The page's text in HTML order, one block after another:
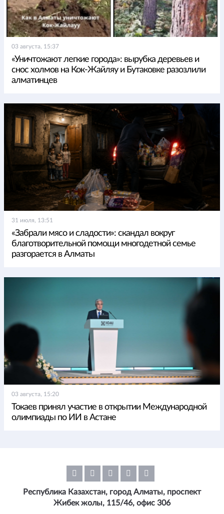
03 августа, 15:37
«Уничтожают легкие города»: вырубка деревьев и
снос холмов на Кок-Жайляу и Бутаковке разозлили
алматинцев
31 июля, 13:51
«Забрали мясо и сладости»: скандал вокруг
благотворительной помощи многодетной семье
разгорается в Алматы
03 августа, 15:20
Токаев принял участие в открытии Международной
олимпиады по ИИ в Астане
Республика Казахстан, город Алматы, проспект
Жибек жолы, 115/46, офис 306